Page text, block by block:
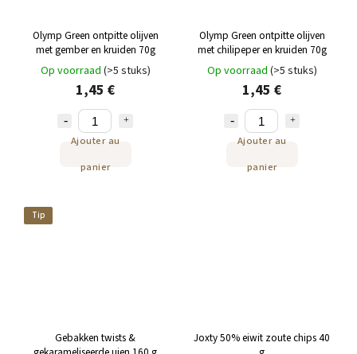
Olymp Green ontpitte olijven
met gember en kruiden 70g
Op voorraad (>5 stuks)
1,45 €
Ajouter au
panier
Olymp Green ontpitte olijven
met chilipeper en kruiden 70g
Op voorraad (>5 stuks)
1,45 €
Ajouter au
panier
Tip
Gebakken twists &
Joxty 50% eiwit zoute chips 40